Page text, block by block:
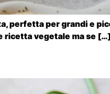
perfetta per grandi e
ricetta vegetale ma se […]